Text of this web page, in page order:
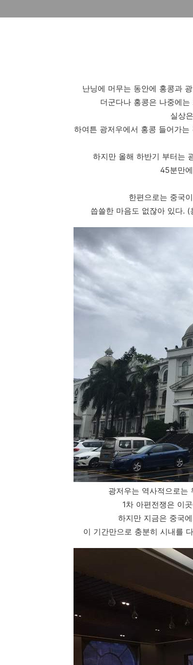
난닝에 머무는 동안에 홍콩과
더군다나 홍콩은 나중에
실상
하여튼 광저우에서 홍콩 들어가
하지만 올해 하반기 부터는
45분만
한편으로는 중국
씁쓸한 마음도 없잖아 있다.
광저우는 역사적으로는
1차 아편전쟁은 이
하지만 지금은 중국
이 기간만으로 충분히 시내를